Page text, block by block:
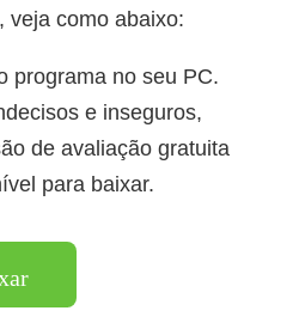
veja como abaixo:
programa no seu PC.
e inseguros,
de avaliação gratuita
para baixar.